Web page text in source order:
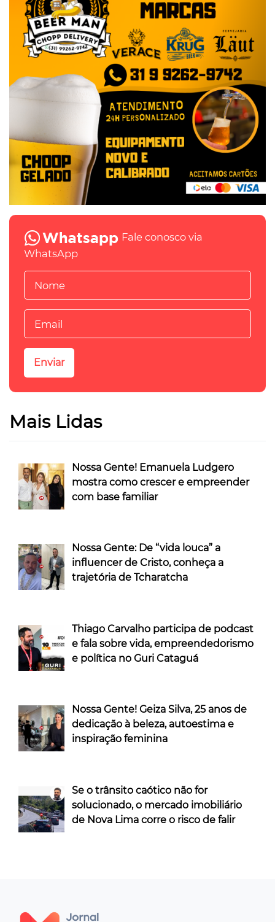
Fale conosco via
WhatsApp
Mais Lidas
Nossa Gente! Emanuela Ludgero
mostra como crescer e empreender
com base familiar
Nossa Gente: De “vida louca” a
influencer de Cristo, conheça a
trajetória de Tcharatcha
Thiago Carvalho participa de podcast
e fala sobre vida, empreendedorismo
e política no Guri Cataguá
Nossa Gente! Geiza Silva, 25 anos de
dedicação à beleza, autoestima e
inspiração feminina
Se o trânsito caótico não for
solucionado, o mercado imobiliário
de Nova Lima corre o risco de falir